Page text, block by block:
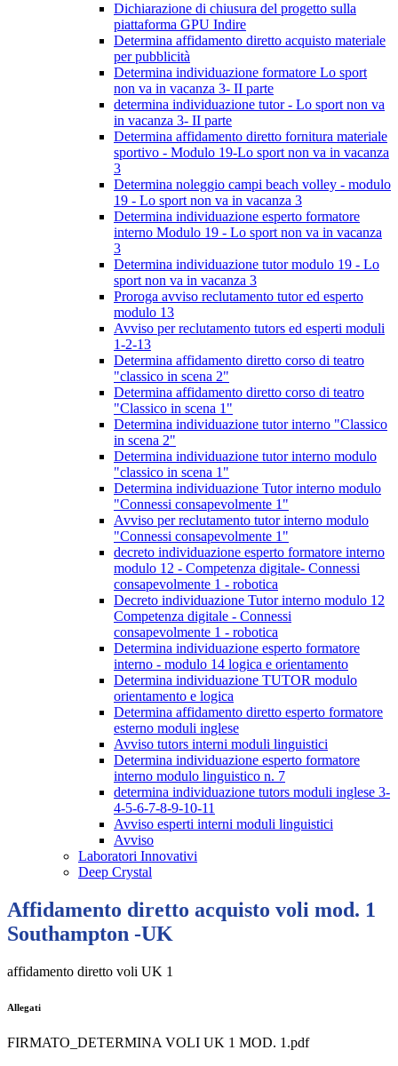
Dichiarazione di chiusura del progetto sulla
piattaforma GPU Indire
Determina affidamento diretto acquisto materiale
per pubblicità
Determina individuazione formatore Lo sport
non va in vacanza 3- II parte
determina individuazione tutor - Lo sport non va
in vacanza 3- II parte
Determina affidamento diretto fornitura materiale
sportivo - Modulo 19-Lo sport non va in vacanza
3
Determina noleggio campi beach volley - modulo
19 - Lo sport non va in vacanza 3
Determina individuazione esperto formatore
interno Modulo 19 - Lo sport non va in vacanza
3
Determina individuazione tutor modulo 19 - Lo
sport non va in vacanza 3
Proroga avviso reclutamento tutor ed esperto
modulo 13
Avviso per reclutamento tutors ed esperti moduli
1-2-13
Determina affidamento diretto corso di teatro
"classico in scena 2"
Determina affidamento diretto corso di teatro
"Classico in scena 1"
Determina individuazione tutor interno "Classico
in scena 2"
Determina individuazione tutor interno modulo
"classico in scena 1"
Determina individuazione Tutor interno modulo
"Connessi consapevolmente 1"
Avviso per reclutamento tutor interno modulo
"Connessi consapevolmente 1"
decreto individuazione esperto formatore interno
modulo 12 - Competenza digitale- Connessi
consapevolmente 1 - robotica
Decreto individuazione Tutor interno modulo 12
Competenza digitale - Connessi
consapevolmente 1 - robotica
Determina individuazione esperto formatore
interno - modulo 14 logica e orientamento
Determina individuazione TUTOR modulo
orientamento e logica
Determina affidamento diretto esperto formatore
esterno moduli inglese
Avviso tutors interni moduli linguistici
Determina individuazione esperto formatore
interno modulo linguistico n. 7
determina individuazione tutors moduli inglese 3-
4-5-6-7-8-9-10-11
Avviso esperti interni moduli linguistici
Avviso
Laboratori Innovativi
Deep Crystal
Affidamento diretto acquisto voli mod. 1
Southampton -UK
affidamento diretto voli UK 1
Allegati
FIRMATO_DETERMINA VOLI UK 1 MOD. 1.pdf